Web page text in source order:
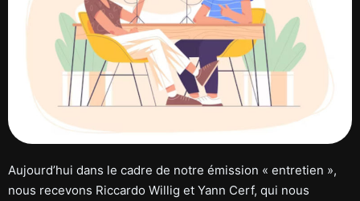
Aujourd’hui dans le cadre de notre émission « entretien »,
nous recevons Riccardo Willig et Yann Cerf, qui nous